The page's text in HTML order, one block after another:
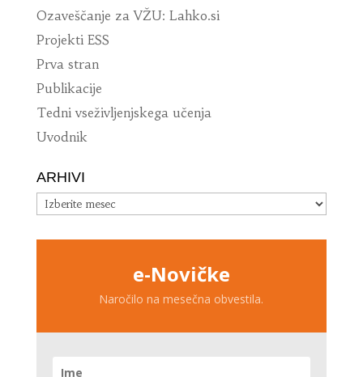
Ozaveščanje za VŽU: Lahko.si
Projekti ESS
Prva stran
Publikacije
Tedni vseživljenjskega učenja
Uvodnik
ARHIVI
Arhivi
e-Novičke
Naročilo na mesečna obvestila.